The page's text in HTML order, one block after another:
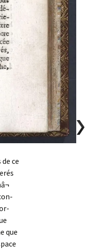
ce
que